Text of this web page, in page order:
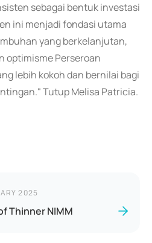
sebagai bentuk investasi
ini menjadi fondasi utama
yang berkelanjutan,
optimisme Perseroan
lebih kokoh dan bernilai bagi
Tutup Melisa Patricia.
2025
Thinner NIMM